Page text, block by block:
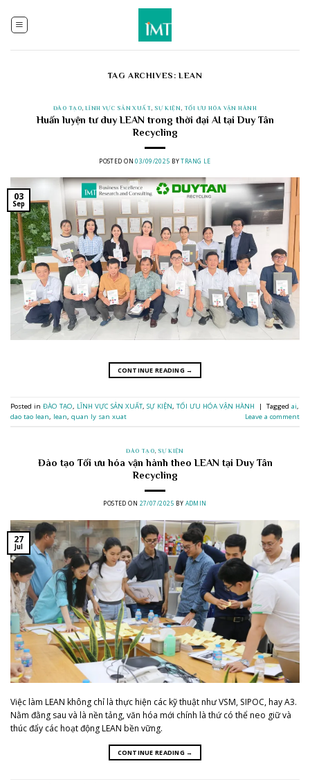
content
TAG ARCHIVES:LEAN
ĐÀO TẠO, LĨNH VỰC SẢN XUẤT, SỰ KIỆN , TỐI ƯU HÓA VẬN HÀNH
Huấn luyện tư duy LEAN trong thời đại AI tại Duy Tân
Recycling
POSTED ON03/09/2025 BYTRANG LE
03
Sep
CONTINUE READING →
Posted in ĐÀO TẠO, LĨNH VỰC SẢN XUẤT, SỰ KIỆN, TỐI ƯU HÓA VẬN HÀNH | Tagged ai,
dao tao lean, lean, quan ly san xuat Leave a comment
ĐÀO TẠO SỰ KIỆN
Đào tạo Tối ưu hóa vận hành theo LEAN tại Duy Tân
Recycling
POSTED ON 27/07/2025 BY ADMIN
27
Jul
Việc làm LEAN không chỉ là thực hiện các kỹ thuật như VSM, SIPOC, hay A3.
Nằm đằng sau và là nền tảng, văn hóa mới chính là thứ có thể neo giữ và
thúc đẩy các hoạt động LEAN bền vững.
CONTINUE READING →